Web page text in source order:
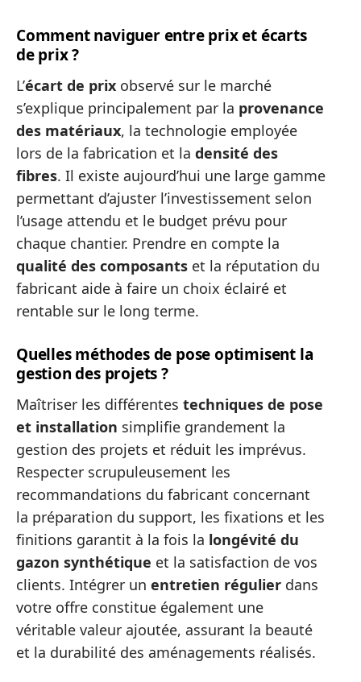
Comment naviguer entre prix et écarts
de prix ?
L’écart de prix observé sur le marché
s’explique principalement par la provenance
des matériaux, la technologie employée
lors de la fabrication et la densité des
fibres. Il existe aujourd’hui une large gamme
permettant d’ajuster l’investissement selon
l’usage attendu et le budget prévu pour
chaque chantier. Prendre en compte la
qualité des composants et la réputation du
fabricant aide à faire un choix éclairé et
rentable sur le long terme.
Quelles méthodes de pose optimisent la
gestion des projets ?
Maîtriser les différentes techniques de pose
et installation simplifie grandement la
gestion des projets et réduit les imprévus.
Respecter scrupuleusement les
recommandations du fabricant concernant
la préparation du support, les fixations et les
finitions garantit à la fois la longévité du
gazon synthétique et la satisfaction de vos
clients. Intégrer un entretien régulier dans
votre offre constitue également une
véritable valeur ajoutée, assurant la beauté
et la durabilité des aménagements réalisés.